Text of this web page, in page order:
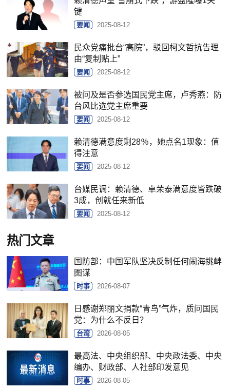
键
要闻 2025-08-12
民众党痛批台“高院”，驳回柯文哲抗告理
由“复制贴上”
要闻 2025-08-12
被问及是否参选国民党主席，卢秀燕：防
台风比选党主席重要
要闻 2025-08-12
赖清德满意度剩28％，她点名1现象：值
得注意
要闻 2025-08-12
台媒民调：赖清德、卓荣泰满意度皆跌破
3成，创就任来新低
要闻 2025-08-12
热门文章
国防部：中国军队坚决反制任何闹海挑衅
图谋
时事 2026-08-07
日感谢郑丽文捐款“青鸟”气炸，质问国民
党：为什么不反日？
台湾 2026-08-05
最高法、中央组织部、中央政法委、中央
编办、财政部、人社部印发意见
时事 2026-08-05